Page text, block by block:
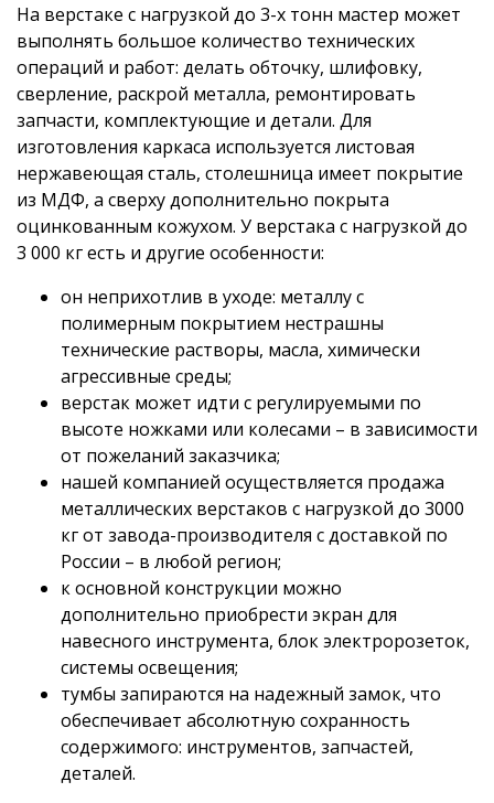
На верстаке с нагрузкой до 3-х тонн мастер может
выполнять большое количество технических
операций и работ: делать обточку, шлифовку,
сверление, раскрой металла, ремонтировать
запчасти, комплектующие и детали. Для
изготовления каркаса используется листовая
нержавеющая сталь, столешница имеет покрытие
из МДФ, а сверху дополнительно покрыта
оцинкованным кожухом. У верстака с нагрузкой до
3 000 кг есть и другие особенности:
он неприхотлив в уходе: металлу с
полимерным покрытием нестрашны
технические растворы, масла, химически
агрессивные среды;
верстак может идти с регулируемыми по
высоте ножками или колесами – в зависимости
от пожеланий заказчика;
нашей компанией осуществляется продажа
металлических верстаков с нагрузкой до 3000
кг от завода-производителя с доставкой по
России – в любой регион;
к основной конструкции можно
дополнительно приобрести экран для
навесного инструмента, блок электророзеток,
системы освещения;
тумбы запираются на надежный замок, что
обеспечивает абсолютную сохранность
содержимого: инструментов, запчастей,
деталей.